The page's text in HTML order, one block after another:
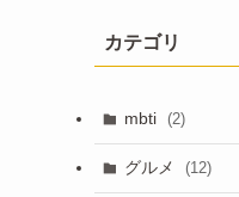
カテゴリ
mbti (2)
グルメ (12)